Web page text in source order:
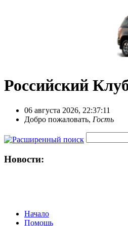
Российский
06 августа 2026, 22:37:11
Добро пожаловать, Гость
Новости:
Начало
Помощь